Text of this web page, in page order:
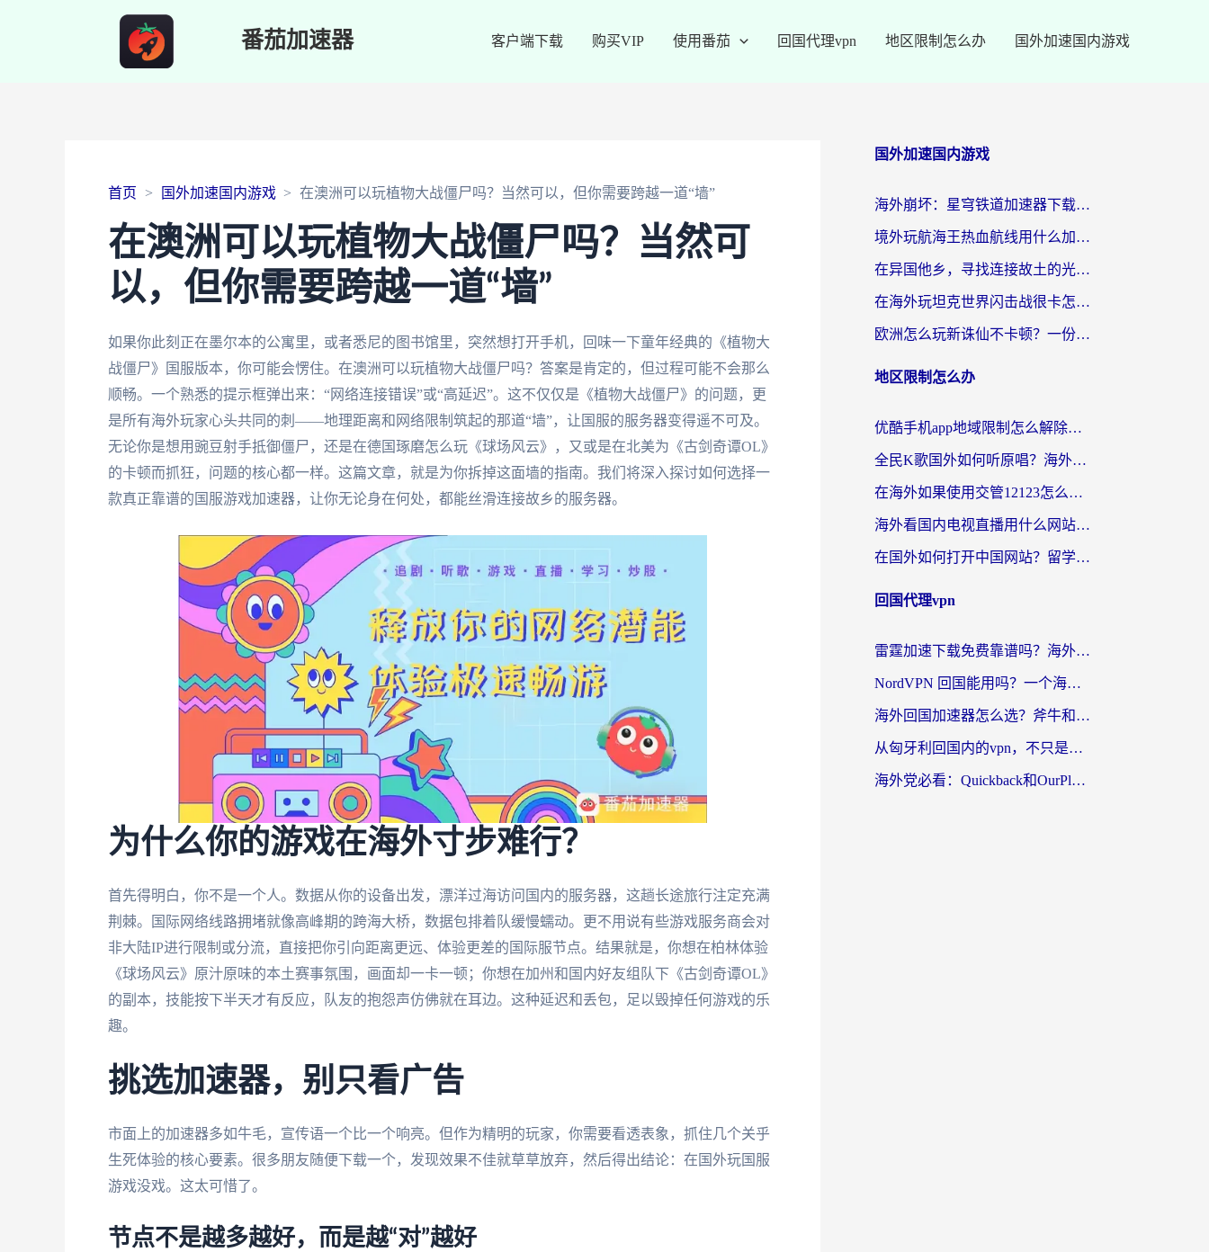
番茄加速器 客户端下载 购买VIP 使用番茄 回国代理vpn 地区限制怎么办 国外加速国内游戏
首页 国外加速国内游戏 在澳洲可以玩植物大战僵尸吗？当然可以，但你需要跨越一道“墙”
在澳洲可以玩植物大战僵尸吗？当然可
以，但你需要跨越一道“墙”
如果你此刻正在墨尔本的公寓里，或者悉尼的图书馆里，突然想打开手机，回味一下童年经典的《植物大
战僵尸》国服版本，你可能会愣住。在澳洲可以玩植物大战僵尸吗？答案是肯定的，但过程可能不会那么
顺畅。一个熟悉的提示框弹出来：“网络连接错误”或“高延迟”。这不仅仅是《植物大战僵尸》的问题，更
是所有海外玩家心头共同的刺——地理距离和网络限制筑起的那道“墙”，让国服的服务器变得遥不可及。
无论你是想用豌豆射手抵御僵尸，还是在德国琢磨怎么玩《球场风云》，又或是在北美为《古剑奇谭OL》
的卡顿而抓狂，问题的核心都一样。这篇文章，就是为你拆掉这面墙的指南。我们将深入探讨如何选择一
款真正靠谱的国服游戏加速器，让你无论身在何处，都能丝滑连接故乡的服务器。
为什么你的游戏在海外寸步难行？
首先得明白，你不是一个人。数据从你的设备出发，漂洋过海访问国内的服务器，这趟长途旅行注定充满
荆棘。国际网络线路拥堵就像高峰期的跨海大桥，数据包排着队缓慢蠕动。更不用说有些游戏服务商会对
非大陆IP进行限制或分流，直接把你引向距离更远、体验更差的国际服节点。结果就是，你想在柏林体验
《球场风云》原汁原味的本土赛事氛围，画面却一卡一顿；你想在加州和国内好友组队下《古剑奇谭OL》
的副本，技能按下半天才有反应，队友的抱怨声仿佛就在耳边。这种延迟和丢包，足以毁掉任何游戏的乐
趣。
挑选加速器，别只看广告
市面上的加速器多如牛毛，宣传语一个比一个响亮。但作为精明的玩家，你需要看透表象，抓住几个关乎
生死体验的核心要素。很多朋友随便下载一个，发现效果不佳就草草放弃，然后得出结论：在国外玩国服
游戏没戏。这太可惜了。
节点不是越多越好，而是越“对”越好
国外加速国内游戏
海外崩坏：星穹铁道加速器下载安装：一份给游子的终极网络指南
境外玩航海王热血航线用什么加速器？2026海外玩家实测最优方案（附欧洲问道堡垒前线加速技巧）
在异国他乡，寻找连接故土的光明大陆免费加速器
在海外玩坦克世界闪击战很卡怎么办？老玩家亲测有效的加速器选择指南
欧洲怎么玩新诛仙不卡顿？一份给海外游子的国服游戏畅玩指南
地区限制怎么办
优酷手机app地域限制怎么解除？海外党亲测有效的追剧方案
全民K歌国外如何听原唱？海外党亲测有效的回国加速器选择指南
在海外如果使用交管12123怎么处理？留学生亲测有效的回国加速方案
海外看国内电视直播用什么网站比较好？一篇解决你所有追剧难题的实用指南
在国外如何打开中国网站？留学生与海外华人的无缝访问指南
回国代理vpn
雷霆加速下载免费靠谱吗？海外党选回国加速器的避坑指南（附热门工具对比）
NordVPN 回国能用吗？一个海外用户必须面对的真实困境
海外回国加速器怎么选？斧牛和海龟哪个好？一篇帮你避开坑的实用指南
从匈牙利回国内的vpn，不只是为了刷剧那么简单
海外党必看：Quickback和OurPlay好用吗？3分钟选对回国加速器，无缝刷剧玩游戏